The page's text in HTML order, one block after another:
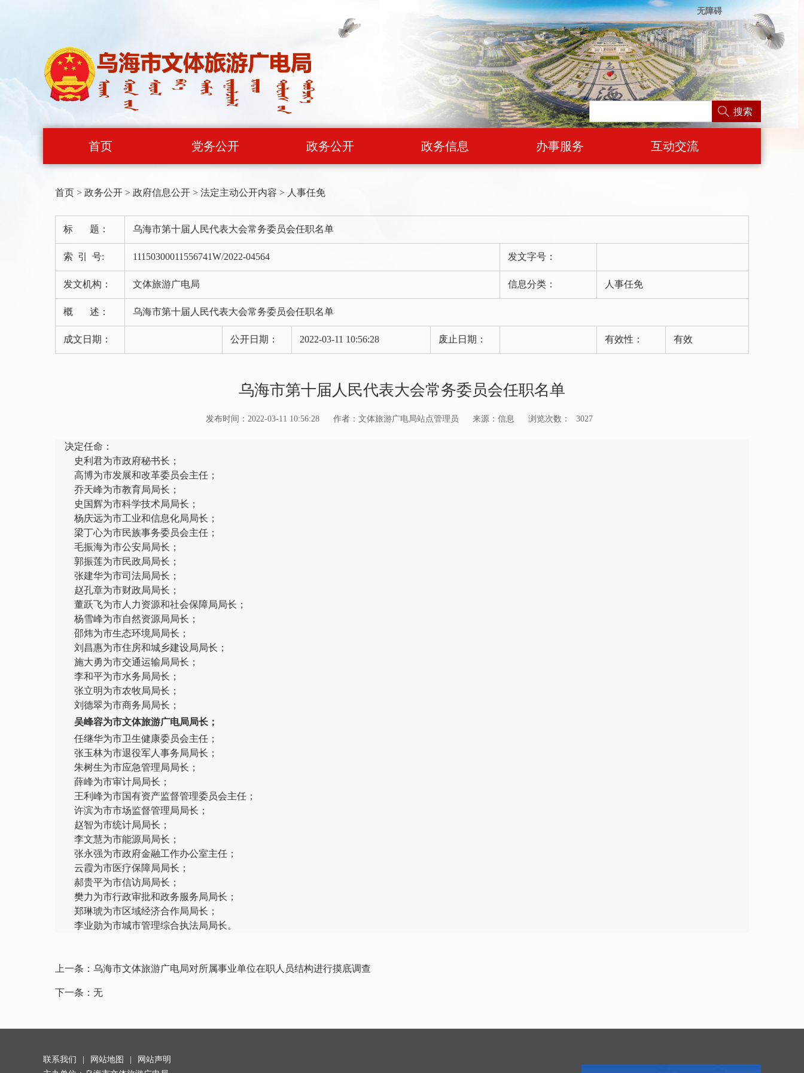
无障碍
搜索
首页 党务公开 政务公开 政务信息 办事服务 互动交流
首页 > 政务公开 > 政府信息公开 > 法定主动公开内容 > 人事任免
标 题： 乌海市第十届人民代表大会常务委员会任职名单
索 引 号: 11150300011556741W/2022-04564 发文字号：
发文机构： 文体旅游广电局 信息分类： 人事任免
概 述： 乌海市第十届人民代表大会常务委员会任职名单
成文日期： 公开日期： 2022-03-11 10:56:28 废止日期： 有效性： 有效
乌海市第十届人民代表大会常务委员会任职名单
发布时间：2022-03-11 10:56:28 作者：文体旅游广电局站点管理员 来源：信息 浏览次数： 3027
决定任命：
史利君为市政府秘书长；
高博为市发展和改革委员会主任；
乔天峰为市教育局局长；
史国辉为市科学技术局局长；
杨庆远为市工业和信息化局局长；
梁丁心为市民族事务委员会主任；
毛振海为市公安局局长；
郭振莲为市民政局局长；
张建华为市司法局局长；
赵孔章为市财政局局长；
董跃飞为市人力资源和社会保障局局长；
杨雪峰为市自然资源局局长；
邵炜为市生态环境局局长；
刘昌惠为市住房和城乡建设局局长；
施大勇为市交通运输局局长；
李和平为市水务局局长；
张立明为市农牧局局长；
刘德翠为市商务局局长；
吴峰容为市文体旅游广电局局长；
任继华为市卫生健康委员会主任；
张玉林为市退役军人事务局局长；
朱树生为市应急管理局局长；
薛峰为市审计局局长；
王利峰为市国有资产监督管理委员会主任；
许滨为市市场监督管理局局长；
赵智为市统计局局长；
李文慧为市能源局局长；
张永强为市政府金融工作办公室主任；
云霞为市医疗保障局局长；
郝贵平为市信访局局长；
樊力为市行政审批和政务服务局局长；
郑琳琥为市区域经济合作局局长；
李业勋为市城市管理综合执法局局长。
上一条： 乌海市文体旅游广电局对所属事业单位在职人员结构进行摸底调查
下一条： 无
联系我们 网站地图
网站声明